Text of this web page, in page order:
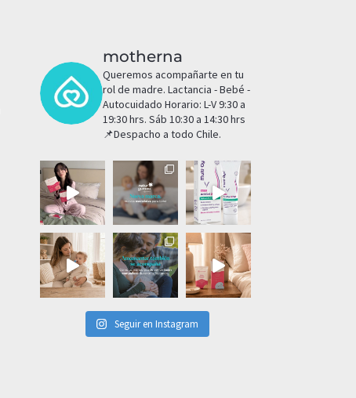
motherna
Queremos acompañarte en tu
rol de madre. Lactancia - Bebé -
Autocuidado Horario: L-V 9:30 a
19:30 hrs. Sáb 10:30 a 14:30 hrs
📌Despacho a todo Chile.
Seguir en Instagram